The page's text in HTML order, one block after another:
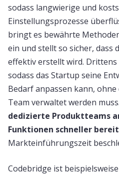
sodass langwierige und
Einstellungsprozesse
bringt es bewährte
ein und stellt so sicher, dass
effektiv erstellt wird.
sodass das Startup seine
Bedarf anpassen kann,
Team verwaltet werden
dedizierte Produktteams
Funktionen schneller bereit
Markteinführungszeit
Codebridge ist